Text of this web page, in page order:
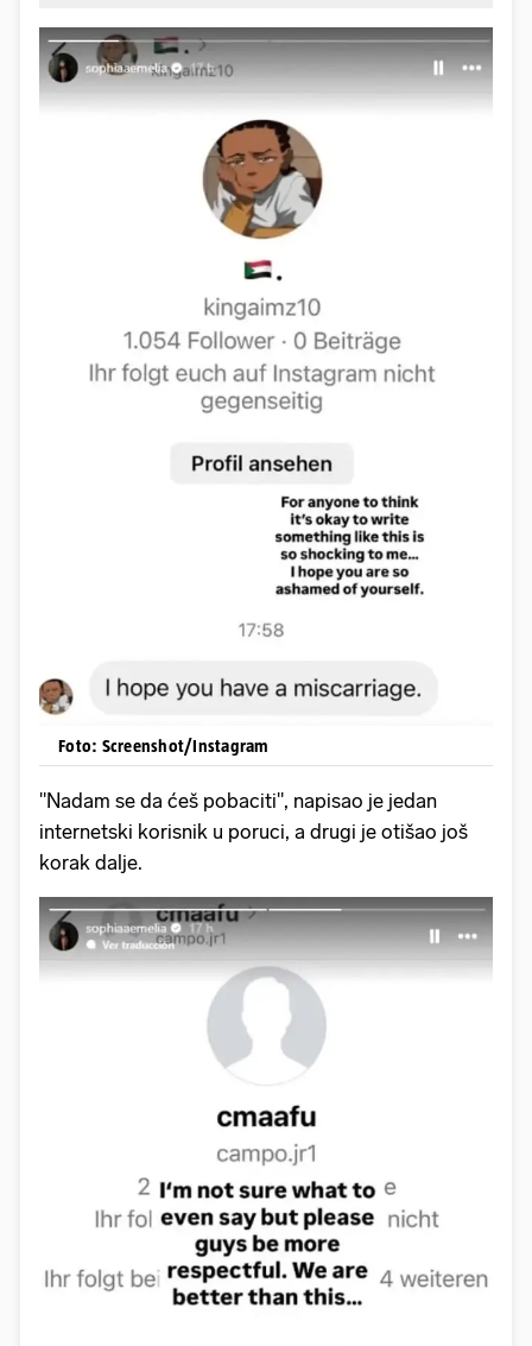
Foto: Screenshot/Instagram
"Nadam se da ćeš pobaciti", napisao je jedan
internetski korisnik u poruci, a drugi je otišao još
korak dalje.